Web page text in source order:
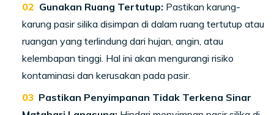
Gunakan Ruang Tertutup: Pastikan karung-
karung pasir silika disimpan di dalam ruang tertutup atau
ruangan yang terlindung dari hujan, angin, atau
kelembapan tinggi. Hal ini akan mengurangi risiko
kontaminasi dan kerusakan pada pasir.
Pastikan Penyimpanan Tidak Terkena Sinar